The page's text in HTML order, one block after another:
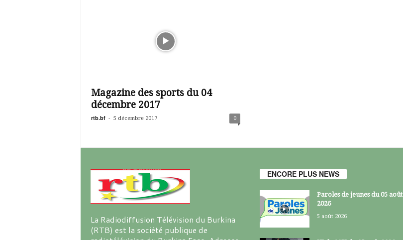
Magazine des sports du 04
décembre 2017
rtb.bf - 5 décembre 2017 0
La Radiodiffusion Télévision du Burkina
(RTB) est la société publique de
ENCORE PLUS NEWS
Paroles de jeunes du 05 août
2026
5 août 2026